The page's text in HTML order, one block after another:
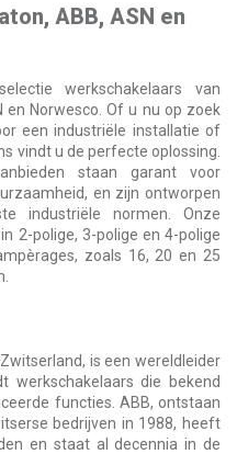
ABB, ASN en
werkschakelaars van
en Norwesco. Of u nu op zoek
een industriële installatie of
vindt u de perfecte oplossing.
staan garant voor
en zijn ontworpen
industriële normen. Onze
2-polige, 3-polige en 4-polige
zoals 16, 20 en 25
is een wereldleider
werkschakelaars die bekend
functies. ABB, ontstaan
bedrijven in 1988, heeft
en staat al decennia in de